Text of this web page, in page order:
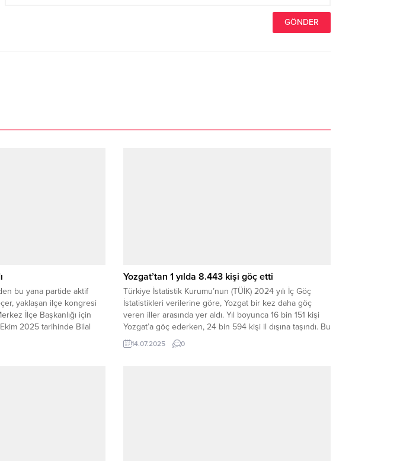
bu yana partide aktif
yaklaşan ilçe kongresi
İlçe Başkanlığı için
Ekim 2025 tarihinde Bilal
kongrede
duyurdu. Adaylık
Yozgat’tan 1 yılda 8.443 kişi göç etti
Türkiye İstatistik Kurumu’nun (TÜİK) 2024 yılı İç Göç
İstatistikleri verilerine göre, Yozgat bir kez daha göç
veren iller arasında yer aldı. Yıl boyunca 16 bin 151 kişi
Yozgat’a göç ederken, 24 bin 594 kişi il dışına taşındı. Bu
verilerle birlikte Yozgat, yalnızca bir yıl içinde 8.443 kişilik
net göç kaybı...
14.07.2025 0